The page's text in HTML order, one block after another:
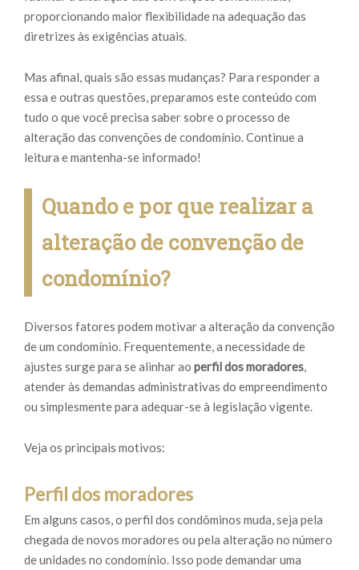
proporcionando maior flexibilidade na adequação das
diretrizes às exigências atuais.
Mas afinal, quais são essas mudanças? Para responder a
essa e outras questões, preparamos este conteúdo com
tudo o que você precisa saber sobre o processo de
alteração das convenções de condomínio. Continue a
leitura e mantenha-se informado!
Quando e por que realizar a
alteração de convenção de
condomínio?
Diversos fatores podem motivar a alteração da convenção
de um condomínio. Frequentemente, a necessidade de
ajustes surge para se alinhar ao perfil dos moradores,
atender às demandas administrativas do empreendimento
ou simplesmente para adequar-se à legislação vigente.
Veja os principais motivos:
Perfil dos moradores
Em alguns casos, o perfil dos condôminos muda, seja pela
chegada de novos moradores ou pela alteração no número
de unidades no condomínio. Isso pode demandar uma